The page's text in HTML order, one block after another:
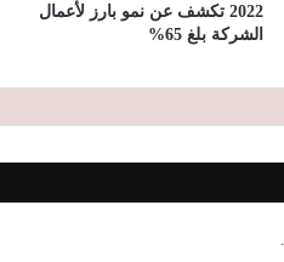
2022 تكشف عن نمو بارز لأعمال
الشركة بلغ 65%